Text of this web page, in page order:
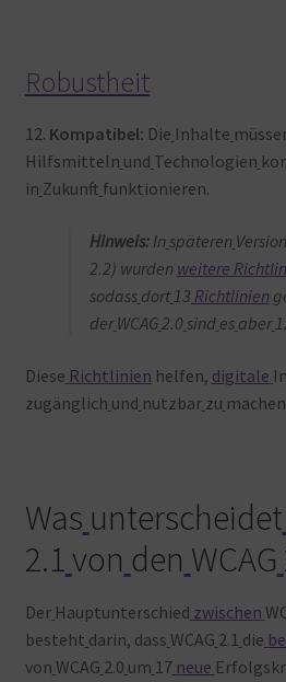
Robustheit
12. Kompatibel: Die Inhalte
Hilfsmitteln und Technologien
in Zukunft funktionieren.
Hinweis:In späteren
2.2) wurden weitere
sodass dort 13 Richtlinien
der WCAG2.0 sind es aber
Diese Richtlinien helfen, digitale
zugänglich und nutzbar zu
Was unterscheidet
2.1von den WCAG
Der Hauptunterschied zwischen
besteht darin, dass WCAG 2.1 die
von WCAG 2.0 um 17 neue